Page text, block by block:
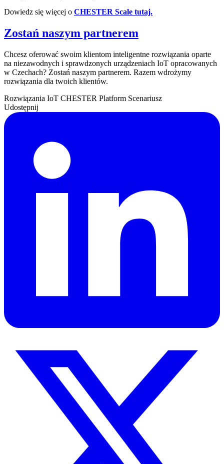
Dowiedz się więcej o CHESTER Scale tutaj.
Zostań naszym partnerem
Chcesz oferować swoim klientom inteligentne rozwiązania oparte
na niezawodnych i sprawdzonych urządzeniach IoT opracowanych
w Czechach? Zostań naszym partnerem. Razem wdrożymy
rozwiązania dla twoich klientów.
Rozwiązania IoT CHESTER Platform Scenariusz
Udostępnij